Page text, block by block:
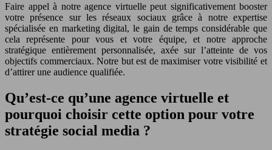
Faire appel à notre agence virtuelle peut significativement booster
votre présence sur les réseaux sociaux grâce à notre expertise
spécialisée en marketing digital, le gain de temps considérable que
cela représente pour vous et votre équipe, et notre approche
stratégique entièrement personnalisée, axée sur l’atteinte de vos
objectifs commerciaux. Notre but est de maximiser votre visibilité et
d’attirer une audience qualifiée.
Qu’est-ce qu’une agence virtuelle et
pourquoi choisir cette option pour votre
stratégie social media ?